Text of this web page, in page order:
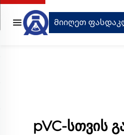
Მიიღეთ
pVC-სთვის